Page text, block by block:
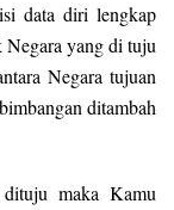
data diri lengkap
yang di tuju
Negara tujuan
ditambah
maka Kamu